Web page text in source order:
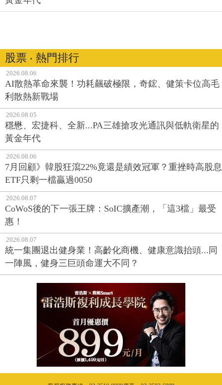
股票 ‧ 熱門排行
2026.08.06
AI散熱革命來襲！功耗飆破極限，奇鋐、健策卡位高毛
利散熱新戰場
2026.08.05
穩懋、宏捷科、全新...PA三雄搶攻光通訊與低軌衛星的
黃金年代
2026.08.06
7月回顧》韓股狂瀉22%竟還是績效冠軍？重挫時高股息
ETF只剩一檔贏過0050
2026.08.07
CoWoS後的下一張王牌：SoIC擴產潮，「這3檔」最受
惠！
2026.08.07
統一集團退出健身業！高齡化商機、健康意識抬頭...同
一陣風，健身三巨頭命運大不同？